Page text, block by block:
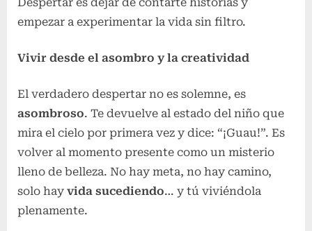
empezar a experimentar la vida sin filtro.
Vivir desde el asombro y la creatividad
El verdadero despertar no es solemne, es
asombroso. Te devuelve al estado del niño que
mira el cielo por primera vez y dice: “¡Guau!”. Es
volver al momento presente como un misterio
lleno de belleza. No hay meta, no hay camino,
solo hay vida sucediendo… y tú viviéndola
plenamente.